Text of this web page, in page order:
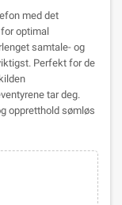
med det
optimal
samtale- og
Perfekt for de
tar deg.
oppretthold sømløs